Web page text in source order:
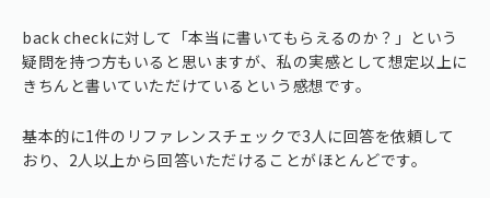
back checkに対して「本当に書いてもらえるのか？」という
疑問を持つ方もいると思いますが、私の実感として想定以上に
きちんと書いていただけているという感想です。
基本的に1件のリファレンスチェックで3人に回答を依頼して
おり、2人以上から回答いただけることがほとんどです。